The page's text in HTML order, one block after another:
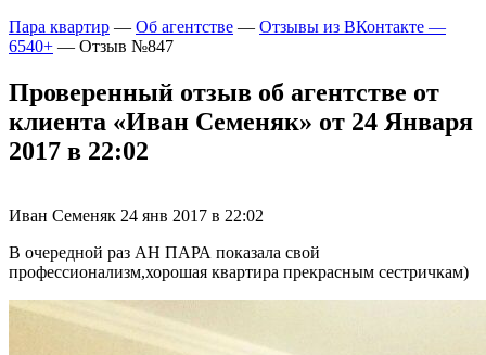
Пара квартир — Об агентстве — Отзывы из ВКонтакте —
6540+ — Отзыв №847
Проверенный отзыв об агентстве от
клиента «Иван Семеняк» от 24 Января
2017 в 22:02
Иван Семеняк 24 янв 2017 в 22:02
В очередной раз АН ПАРА показала свой
профессионализм,хорошая квартира прекрасным сестричкам)